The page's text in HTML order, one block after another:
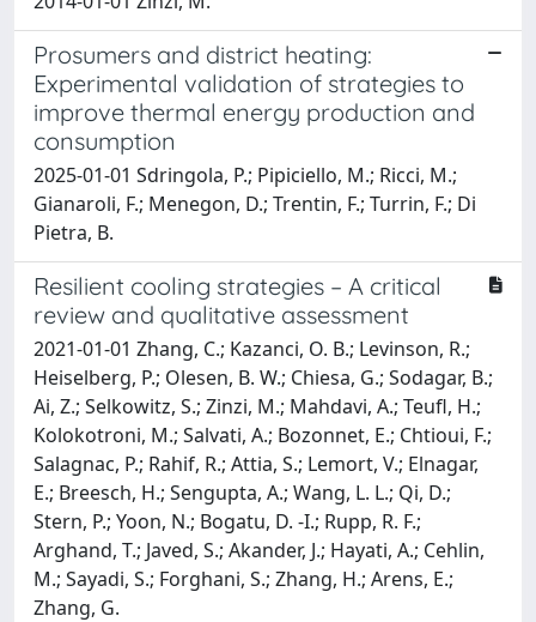
Prosumers and district heating:
Experimental validation of strategies to
improve thermal energy production and
consumption
2025-01-01 Sdringola, P.; Pipiciello, M.; Ricci, M.;
Gianaroli, F.; Menegon, D.; Trentin, F.; Turrin, F.; Di
Pietra, B.
Resilient cooling strategies – A critical
review and qualitative assessment
2021-01-01 Zhang, C.; Kazanci, O. B.; Levinson, R.;
Heiselberg, P.; Olesen, B. W.; Chiesa, G.; Sodagar, B.;
Ai, Z.; Selkowitz, S.; Zinzi, M.; Mahdavi, A.; Teufl, H.;
Kolokotroni, M.; Salvati, A.; Bozonnet, E.; Chtioui, F.;
Salagnac, P.; Rahif, R.; Attia, S.; Lemort, V.; Elnagar,
E.; Breesch, H.; Sengupta, A.; Wang, L. L.; Qi, D.;
Stern, P.; Yoon, N.; Bogatu, D. -I.; Rupp, R. F.;
Arghand, T.; Javed, S.; Akander, J.; Hayati, A.; Cehlin,
M.; Sayadi, S.; Forghani, S.; Zhang, H.; Arens, E.;
Zhang, G.